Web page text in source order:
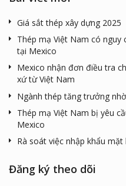
Giá sắt thép xây dựng 2025
Thép mạ Việt Nam có nguy
tại Mexico
Mexico nhận đơn điều tra
xứ từ Việt Nam
Ngành thép tăng trưởng
Thép mạ Việt Nam bị yêu
Mexico
Rà soát việc nhập khẩu
Đăng ký theo dõi